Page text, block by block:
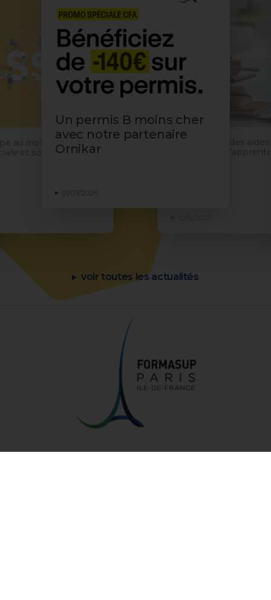
au mois de
et solidaire
Un permis B moins cher
avec notre partenaire
Ornikar
01/07/2026
Proratisation des aides
voir toutes les actualités